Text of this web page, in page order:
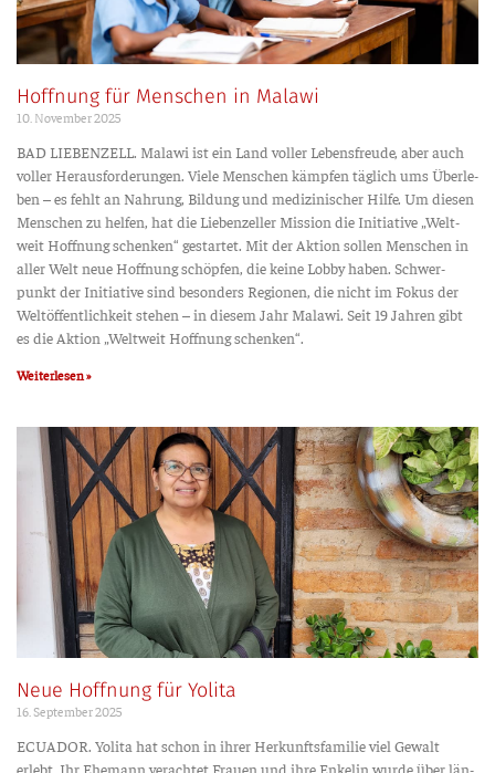
Hoffnung für Menschen in Malawi
10. Novem­ber 2025
BAD LIEBENZELL. Mala­wi ist ein Land vol­ler Lebens­freu­de, aber auch
vol­ler Her­aus­for­de­run­gen. Vie­le Men­schen kämp­fen täg­lich ums Über­le­
ben – es fehlt an Nah­rung, Bil­dung und medi­zi­ni­scher Hil­fe. Um die­sen
Men­schen zu hel­fen, hat die Lie­ben­zel­ler Mis­si­on die Initia­ti­ve „Welt­
weit Hoff­nung schen­ken“ gestar­tet. Mit der Akti­on sol­len Men­schen in
aller Welt neue Hoff­nung schöp­fen, die kei­ne Lob­by haben. Schwer­
punkt der Initia­ti­ve sind beson­ders Regio­nen, die nicht im Fokus der
Welt­öf­fent­lich­keit ste­hen – in die­sem Jahr Mala­wi. Seit 19 Jah­ren gibt
es die Akti­on „Welt­weit Hoff­nung schenken“.
Weiterlesen »
Neue Hoffnung für Yolita
16. Sep­tem­ber 2025
ECUADOR. Yoli­ta hat schon in ihrer Her­kunfts­fa­mi­lie viel Gewalt
erlebt. Ihr Ehe­mann ver­ach­tet Frau­en und ihre Enke­lin wur­de über län­